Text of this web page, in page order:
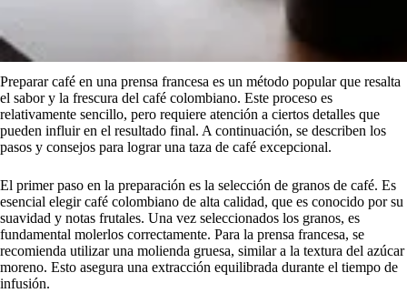
Preparar café en una prensa francesa es un método popular que resalta
el sabor y la frescura del café colombiano. Este proceso es
relativamente sencillo, pero requiere atención a ciertos detalles que
pueden influir en el resultado final. A continuación, se describen los
pasos y consejos para lograr una taza de café excepcional.
El primer paso en la preparación es la selección de granos de café. Es
esencial elegir café colombiano de alta calidad, que es conocido por su
suavidad y notas frutales. Una vez seleccionados los granos, es
fundamental molerlos correctamente. Para la prensa francesa, se
recomienda utilizar una molienda gruesa, similar a la textura del azúcar
moreno. Esto asegura una extracción equilibrada durante el tiempo de
infusión.